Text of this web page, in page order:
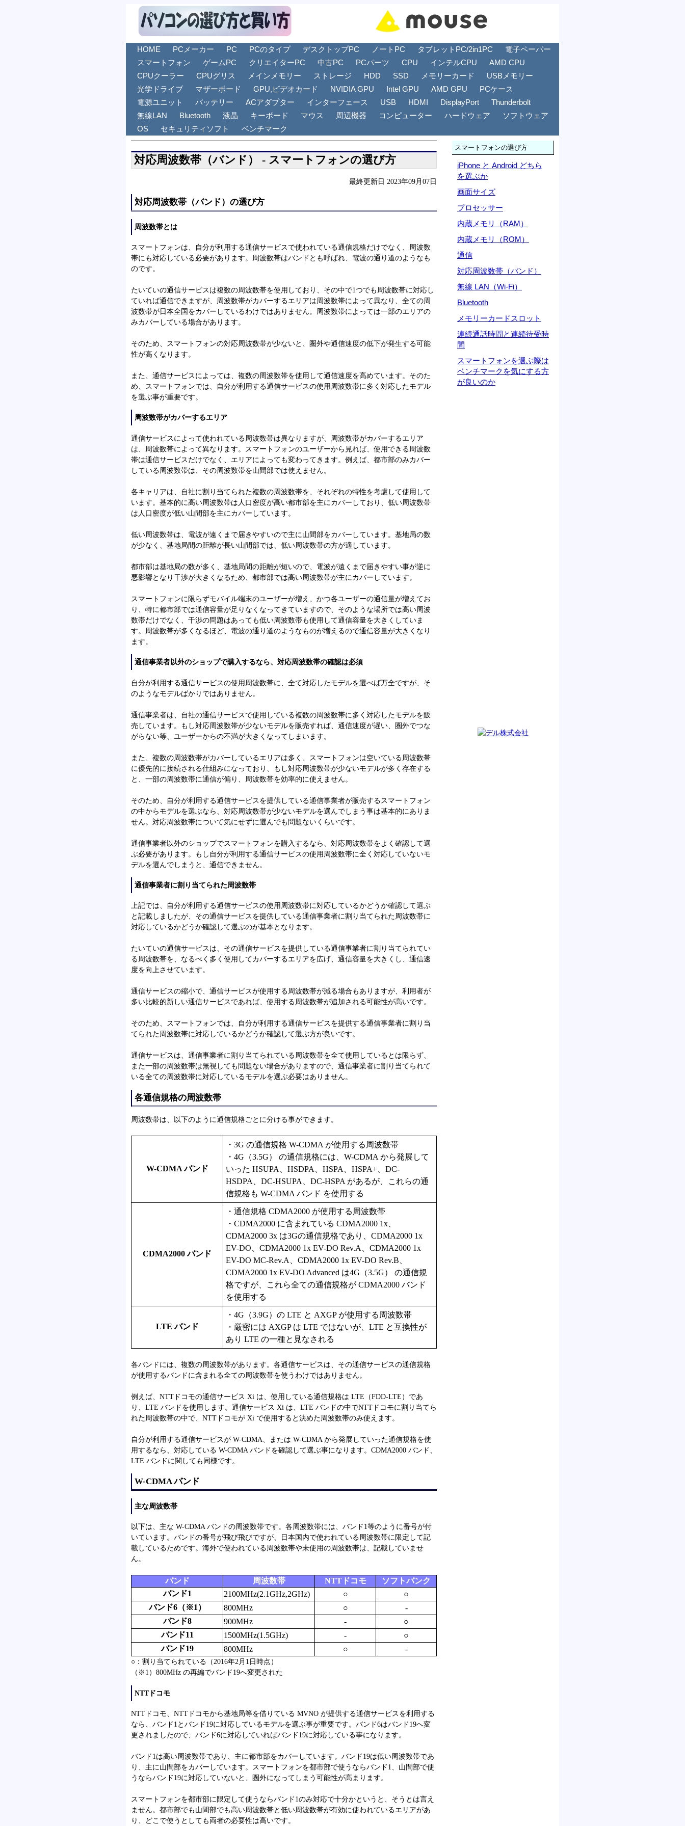
HOME PCメーカー PC PCのタイプ デスクトップPC ノートPC タブレットPC/2in1PC
電子ペーパー
スマートフォン
ゲームPC クリエイターPC 中古PC PCパーツ CPU インテルCPU
AMD CPU
CPUクーラー
CPUグリス メインメモリー ストレージ HDD SSD メモリーカード
USBメモリー
光学ドライブ
マザーボード GPU,ビデオカード NVIDIA GPU Intel GPU AMD GPU
PCケース
電源ユニット
バッテリー ACアダプター インターフェース USB HDMI DisplayPort
Thunderbolt
無線LAN
Bluetooth 液晶 キーボード マウス 周辺機器 コンピューター ハードウェア
ソフトウェア
OS
セキュリティソフト ベンチマーク
対応周波数帯（バンド） - スマートフォンの選び方
最終更新日 2023年09月07日
対応周波数帯（バンド）の選び方
周波数帯とは
スマートフォンは、自分が利用する通信サービスで使われている通信規格だけでなく、周波数
帯にも対応している必要があります。周波数帯はバンドとも呼ばれ、電波の通り道のようなも
のです。
たいていの通信サービスは複数の周波数帯を使用しており、その中で1つでも周波数帯に対応し
ていれば通信できますが、周波数帯がカバーするエリアは周波数帯によって異なり、全ての周
波数帯が日本全国をカバーしているわけではありません。周波数帯によっては一部のエリアの
みカバーしている場合があります。
そのため、スマートフォンの対応周波数帯が少ないと、圏外や通信速度の低下が発生する可能
性が高くなります。
また、通信サービスによっては、複数の周波数帯を使用して通信速度を高めています。そのた
め、スマートフォンでは、自分が利用する通信サービスの使用周波数帯に多く対応したモデル
を選ぶ事が重要です。
周波数帯がカバーするエリア
通信サービスによって使われている周波数帯は異なりますが、周波数帯がカバーするエリア
は、周波数帯によって異なります。スマートフォンのユーザーから見れば、使用できる周波数
帯は通信サービスだけでなく、エリアによっても変わってきます。例えば、都市部のみカバー
している周波数帯は、その周波数帯を山間部では使えません。
各キャリアは、自社に割り当てられた複数の周波数帯を、それぞれの特性を考慮して使用して
います。基本的に高い周波数帯は人口密度が高い都市部を主にカバーしており、低い周波数帯
は人口密度が低い山間部を主にカバーしています。
低い周波数帯は、電波が遠くまで届きやすいので主に山間部をカバーしています。基地局の数
が少なく、基地局間の距離が長い山間部では、低い周波数帯の方が適しています。
都市部は基地局の数が多く、基地局間の距離が短いので、電波が遠くまで届きやすい事が逆に
悪影響となり干渉が大きくなるため、都市部では高い周波数帯が主にカバーしています。
スマートフォンに限らずモバイル端末のユーザーが増え、かつ各ユーザーの通信量が増えてお
り、特に都市部では通信容量が足りなくなってきていますので、そのような場所では高い周波
数帯だけでなく、干渉の問題はあっても低い周波数帯も使用して通信容量を大きくしていま
す。周波数帯が多くなるほど、電波の通り道のようなものが増えるので通信容量が大きくなり
ます。
通信事業者以外のショップで購入するなら、対応周波数帯の確認は必須
自分が利用する通信サービスの使用周波数帯に、全て対応したモデルを選べば万全ですが、そ
のようなモデルばかりではありません。
通信事業者は、自社の通信サービスで使用している複数の周波数帯に多く対応したモデルを販
売しています。もし対応周波数帯が少ないモデルを販売すれば、通信速度が遅い、圏外でつな
がらない等、ユーザーからの不満が大きくなってしまいます。
また、複数の周波数帯がカバーしているエリアは多く、スマートフォンは空いている周波数帯
に優先的に接続される仕組みになっており、もし対応周波数帯が少ないモデルが多く存在する
と、一部の周波数帯に通信が偏り、周波数帯を効率的に使えません。
そのため、自分が利用する通信サービスを提供している通信事業者が販売するスマートフォン
の中からモデルを選ぶなら、対応周波数帯が少ないモデルを選んでしまう事は基本的にありま
せん。対応周波数帯について気にせずに選んでも問題ないくらいです。
通信事業者以外のショップでスマートフォンを購入するなら、対応周波数帯をよく確認して選
ぶ必要があります。もし自分が利用する通信サービスの使用周波数帯に全く対応していないモ
デルを選んでしまうと、通信できません。
通信事業者に割り当てられた周波数帯
上記では、自分が利用する通信サービスの使用周波数帯に対応しているかどうか確認して選ぶ
と記載しましたが、その通信サービスを提供している通信事業者に割り当てられた周波数帯に
対応しているかどうか確認して選ぶのが基本となります。
たいていの通信サービスは、その通信サービスを提供している通信事業者に割り当てられてい
る周波数帯を、なるべく多く使用してカバーするエリアを広げ、通信容量を大きくし、通信速
度を向上させています。
通信サービスの縮小で、通信サービスが使用する周波数帯が減る場合もありますが、利用者が
多い比較的新しい通信サービスであれば、使用する周波数帯が追加される可能性が高いです。
そのため、スマートフォンでは、自分が利用する通信サービスを提供する通信事業者に割り当
てられた周波数帯に対応しているかどうか確認して選ぶ方が良いです。
通信サービスは、通信事業者に割り当てられている周波数帯を全て使用しているとは限らず、
また一部の周波数帯は無視しても問題ない場合がありますので、通信事業者に割り当てられて
いる全ての周波数帯に対応しているモデルを選ぶ必要はありません。
各通信規格の周波数帯
周波数帯は、以下のように通信規格ごとに分ける事ができます。
W-CDMA バンド
・3G の通信規格 W-CDMA が使用する周波数帯
・4G（3.5G） の通信規格には、W-CDMA から発展して
いった HSUPA、HSDPA、HSPA、HSPA+、DC-
HSDPA、DC-HSUPA、DC-HSPA があるが、これらの通
信規格も W-CDMA バンド を使用する
CDMA2000 バンド
・通信規格 CDMA2000 が使用する周波数帯
・CDMA2000 に含まれている CDMA2000 1x、
CDMA2000 3x は3Gの通信規格であり、CDMA2000 1x
EV-DO、CDMA2000 1x EV-DO Rev.A、CDMA2000 1x
EV-DO MC-Rev.A、CDMA2000 1x EV-DO Rev.B、
CDMA2000 1x EV-DO Advanced は4G（3.5G） の通信規
格ですが、これら全ての通信規格が CDMA2000 バンド
を使用する
LTE バンド
・4G（3.9G）の LTE と AXGP が使用する周波数帯
・厳密には AXGP は LTE ではないが、LTE と互換性が
あり LTE の一種と見なされる
各バンドには、複数の周波数帯があります。各通信サービスは、その通信サービスの通信規格
が使用するバンドに含まれる全ての周波数帯を使うわけではありません。
例えば、NTTドコモの通信サービス Xi は、使用している通信規格は LTE（FDD-LTE）であ
り、LTE バンドを使用します。通信サービス Xi は、LTE バンドの中でNTTドコモに割り当てら
れた周波数帯の中で、NTTドコモが Xi で使用すると決めた周波数帯のみ使えます。
自分が利用する通信サービスが W-CDMA、または W-CDMA から発展していった通信規格を使
用するなら、対応している W-CDMA バンドを確認して選ぶ事になります。CDMA2000 バンド、
LTE バンドに関しても同様です。
W-CDMA バンド
主な周波数帯
以下は、主な W-CDMA バンドの周波数帯です。各周波数帯には、バンド1等のように番号が付
いています。バンドの番号が飛び飛びですが、日本国内で使われている周波数帯に限定して記
載しているためです。海外で使われている周波数帯や未使用の周波数帯は、記載していませ
ん。
バンド 周波数帯 NTTドコモ
ソフトバンク
バンド1
2100MHz(2.1GHz,2GHz) ○
○
バンド6（※1）
800MHz ○
-
バンド8
900MHz -
○
バンド11
1500MHz(1.5GHz) -
○
バンド19
800MHz ○ -
○：割り当てられている（2016年2月1日時点）
（※1）800MHz の再編でバンド19へ変更された
NTTドコモ
NTTドコモ、NTTドコモから基地局等を借りている MVNO が提供する通信サービスを利用する
なら、バンド1とバンド19に対応しているモデルを選ぶ事が重要です。バンド6はバンド19へ変
更されましたので、バンド6に対応していればバンド19に対応している事になります。
バンド1は高い周波数帯であり、主に都市部をカバーしています。バンド19は低い周波数帯であ
り、主に山間部をカバーしています。スマートフォンを都市部で使うならバンド1、山間部で使
うならバンド19に対応していないと、圏外になってしまう可能性が高まります。
スマートフォンを都市部に限定して使うならバンド1のみ対応で十分かというと、そうとは言え
ません。都市部でも山間部でも高い周波数帯と低い周波数帯が有効に使われているエリアがあ
り、どこで使うとしても両者の必要性は高いです。
スマートフォンの選び方
iPhone と Android どちら
を選ぶか
画面サイズ
プロセッサー
内蔵メモリ（RAM）
内蔵メモリ（ROM）
通信
対応周波数帯（バンド）
無線 LAN（Wi-Fi）
Bluetooth
メモリーカードスロット
連続通話時間と連続待受時
間
スマートフォンを選ぶ際は
ベンチマークを気にする方
が良いのか